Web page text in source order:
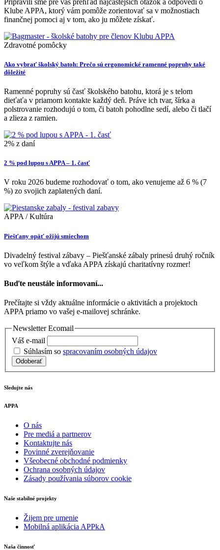
Klube APPA, ktorý vám pomôže zorientovať sa v možnostiach
finančnej pomoci aj v tom, ako ju môžete získať.
Zdravotné pomôcky
Ako vybrať školský batoh: Prečo sú ergonomické ramenné popruhy také
dôležité
Ramenné popruhy sú časť školského batohu, ktorá je s telom
dieťaťa v priamom kontakte každý deň. Práve ich tvar, šírka a
polstrovanie rozhodujú o tom, či batoh pohodlne sedí, alebo či tlačí
a zlieza z ramien.
2% z daní
2 % pod lupou s APPA – 1. časť
V roku 2026 budeme rozhodovať o tom, ako venujeme až 6 % (7
%) zo svojich zaplatených daní.
APPA / Kultúra
Piešťany opäť ožijú smiechom
Divadelný festival zábavy – Piešťanské zábaly prinesú druhý ročník
vo veľkom štýle a vďaka APPA získajú charitatívny rozmer!
Buďte neustále informovaní...
Prečítajte si vždy aktuálne informácie o aktivitách a projektoch
APPA priamo vo vašej e-mailovej schránke.
Newsletter Ecomail
Váš e-mail
Súhlasím so spracovaním osobných údajov
Odoberať
Sledujte nás
APPA
O nás
Pre mediá a partnerov
Kontaktujte nás
Povinné zverejňovanie
Všeobecné obchodné podmienky
Ochrana osobných údajov
Zásady používania súborov cookie
Naše stabilné projekty
Žijem pre umenie
Mobilná aplikácia APPkA
Naša činnosť